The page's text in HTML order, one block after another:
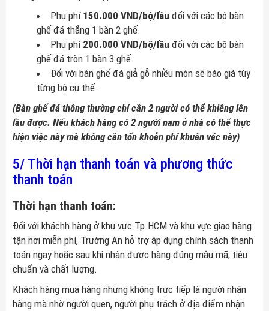
Phụ phí 150.000 VND/bộ/lầu đối với các bộ bàn
ghế đá thẳng 1 bàn 2 ghế.
Phụ phí 200.000 VND/bộ/lầu đối với các bộ bàn
ghế đá tròn 1 bàn 3 ghế.
Đối với bàn ghế đá giả gỗ nhiều món sẽ báo giá tùy
từng bộ cụ thể.
(Bàn ghế đá thông thường chỉ cần 2 người có thể khiêng lên
lầu được. Nếu khách hàng có 2 người nam ở nhà có thể thực
hiện việc này mà không cần tốn khoản phí khuân vác này)
5/ Thời hạn thanh toán và phương thức
thanh toán
Thời hạn thanh toán:
Đối với kháchh hàng ở khu vực Tp.HCM và khu vực giao hàng
tận nơi miễn phí, Trường An hỗ trợ áp dụng chính sách thanh
toán ngay hoặc sau khi nhận được hàng đúng mẫu mã, tiêu
chuẩn và chất lượng.
Khách hàng mua hàng nhưng không trực tiếp là người nhận
hàng mà nhờ người quen, người phụ trách ở địa điểm nhận